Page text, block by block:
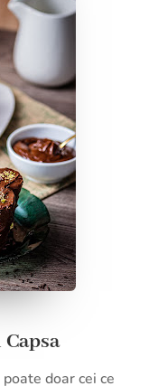
doar cei ce